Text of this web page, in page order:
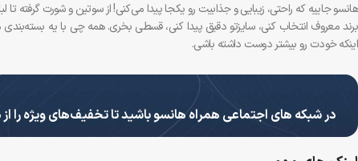
هانسو جاییه که راحتی، زیبایی و جذابیت رو یکجا پیدا می‌کنی! از سوتین و شورت
برند معروف انتخاب کنی، سایزتو دقیق پیدا کنی، قسطی بخری. همه چی با یه
اینکه خودت رو بیشتر دوست داشته باشی.
در شبکه های اجتماعی همراه هانسو باشید تا تخفیف‌های ویژه را